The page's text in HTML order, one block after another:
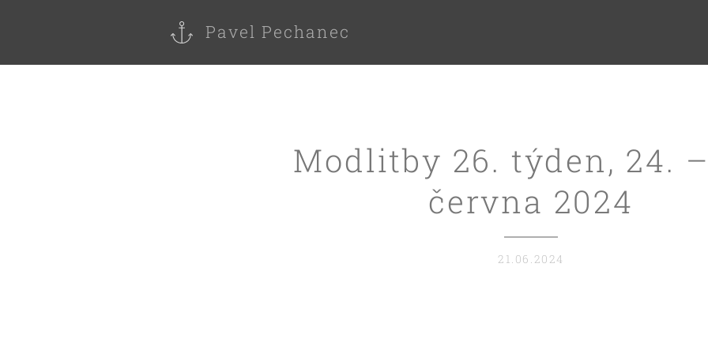
Pavel Pechanec
Modlitby 26. týden, 24.
června 2024
21.06.2024